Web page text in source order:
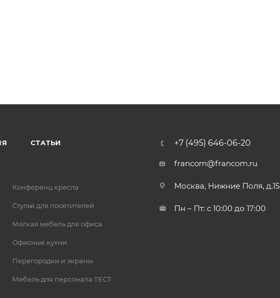
СТАТЬИ
Конференц кресла
Стулья для посетителей
Мягкая мебель для офиса
Офисные кухни
Перегородки и экраны
Мебель для персонала ТЕСТ
+7 (495) 646-06-20
francom@francom.ru
Москва, Нижние Поля, д.15
Пн – Пт: с 10:00 до 17:00